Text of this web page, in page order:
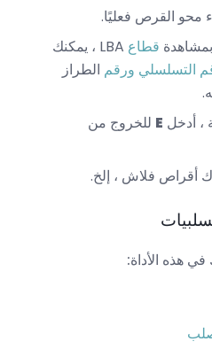
محو القرص فعليًا.
قطاع
LBA ، يمكنك
التسلسلي ورقم الطراز
، أدخل E للخروج من
أقراص فلاش ، إلخ.
هذه الأداة: